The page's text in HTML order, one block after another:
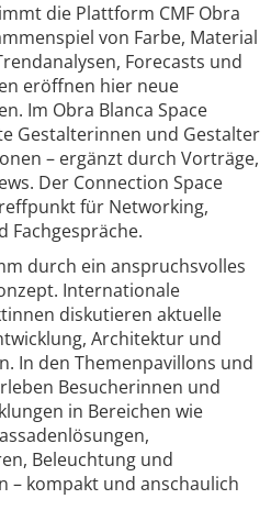
die Plattform CMF Obra
von Farbe, Material
Forecasts und
eröffnen hier neue
Im Obra Blanca Space
Gestalterinnen und Gestalter
– ergänzt durch Vorträge,
Der Connection Space
für Networking,
Fachgespräche.
durch ein anspruchsvolles
Internationale
diskutieren aktuelle
Architektur und
In den Themenpavillons und
Besucherinnen und
in Bereichen wie
Beleuchtung und
– kompakt und anschaulich